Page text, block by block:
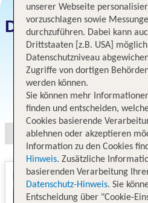
Datum und
unserer Webseite
vorzuschlagen sowie
durchzuführen. Dabei kann
Drittstaaten [z.B. USA]
Datenschutzniveau
Zugriffe von dortigen
werden können.
Sie können mehr
finden und entscheiden,
Cookies basierende
ablehnen oder akzeptieren
Information zu den Cookies
Hinweis. Zusätzliche
basierenden Verarbeitung
Datenschutz-Hinweis. Sie
Entscheidung über "Cookie-